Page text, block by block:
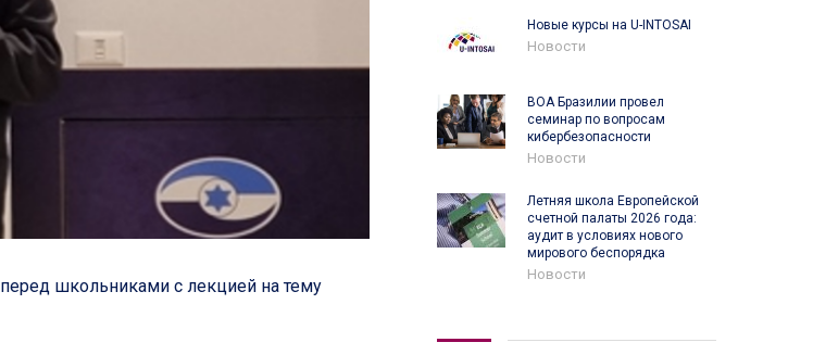
перед школьниками с лекцией на тему
Новые курсы на U-INTOSAI
Новости
ВОА Бразилии провел
семинар по вопросам
кибербезопасности
Новости
Летняя школа Европейской
счетной палаты 2026 года:
аудит в условиях нового
мирового беспорядка
Новости